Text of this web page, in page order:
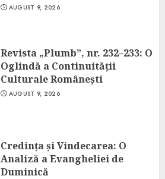
AUGUST 9, 2026
Revista „Plumb”, nr. 232–233: O
Oglindă a Continuității
Culturale Românești
AUGUST 9, 2026
Credința și Vindecarea: O
Analiză a Evangheliei de
Duminică